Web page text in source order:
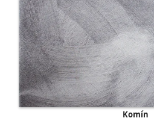
Komín